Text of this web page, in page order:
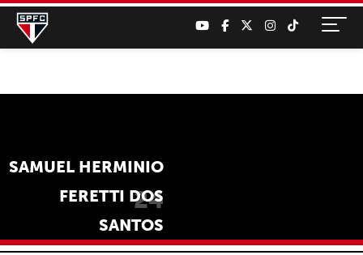
24
SAMUEL HERMINIO
FERETTI DOS
SANTOS